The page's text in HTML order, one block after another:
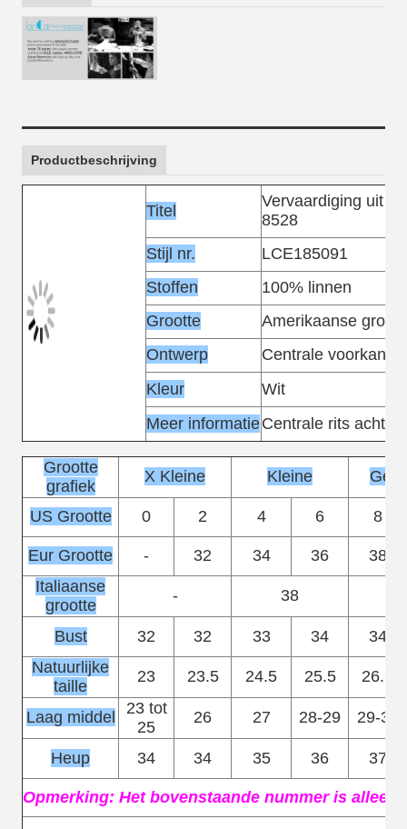
Productbeschrijving
Titel
Vervaardiging uit
8528
Stijl nr.
LCE185091
Stoffen
100% linnen
Grootte
Amerikaanse
Ontwerp
Centrale voorkant
Kleur
Wit
Meer informatieCentrale rits achter
Grootte
grafiek
X Kleine Kleine
US Grootte 0 2 4 6 8
Eur Grootte - 32 34 36
38
Italiaanse
grootte
- 38
Bust 32 32 33 34
34
Natuurlijke
taille
23 23.5 24.5 25.5 26.5
Laag middel
23 tot
25
26 27 28-29 29-30
Heup 34 34 35 36 37
Opmerking: Het bovenstaande nummer is alleen